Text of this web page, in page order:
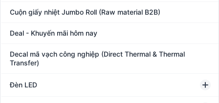
Cuộn giấy nhiệt Jumbo Roll (Raw material B2B)
Deal - Khuyến mãi hôm nay
Decal mã vạch công nghiệp (Direct Thermal & Thermal
Transfer)
Đèn LED